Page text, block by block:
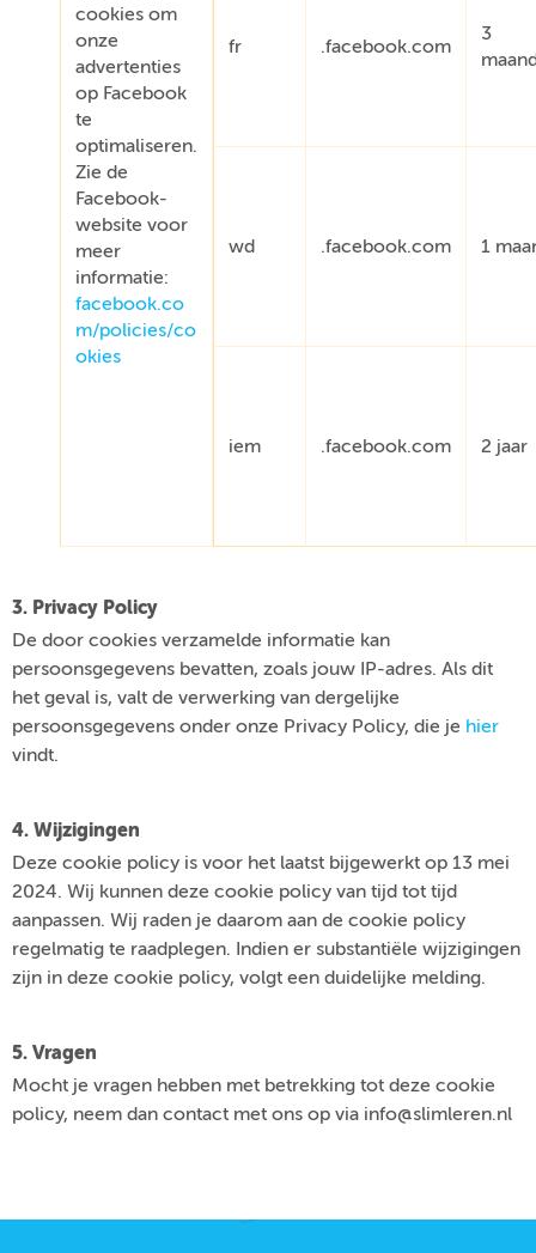
cookies om
onze
advertenties
op Facebook
te
optimaliseren.
Zie de
Facebook-
website voor
meer
informatie:
facebook.co
m/policies/co
okies
fr .facebook.com
3
wd .facebook.com 1
iem .facebook.com 2 jaar
3. Privacy Policy
De door cookies verzamelde informatie kan
persoonsgegevens bevatten, zoals jouw IP-adres. Als dit
het geval is, valt de verwerking van dergelijke
persoonsgegevens onder onze Privacy Policy, die je hier
vindt.
4. Wijzigingen
Deze cookie policy is voor het laatst bijgewerkt op 13 mei
2024. Wij kunnen deze cookie policy van tijd tot tijd
aanpassen. Wij raden je daarom aan de cookie policy
regelmatig te raadplegen. Indien er substantiële wijzigingen
zijn in deze cookie policy, volgt een duidelijke melding.
5. Vragen
Mocht je vragen hebben met betrekking tot deze cookie
policy, neem dan contact met ons op via info@slimleren.nl